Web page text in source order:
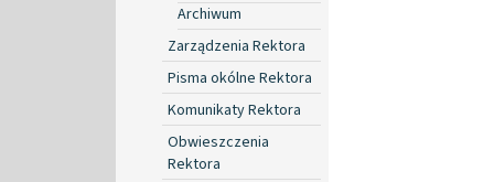
Archiwum
Zarządzenia Rektora
Pisma okólne Rektora
Komunikaty Rektora
Obwieszczenia
Rektora